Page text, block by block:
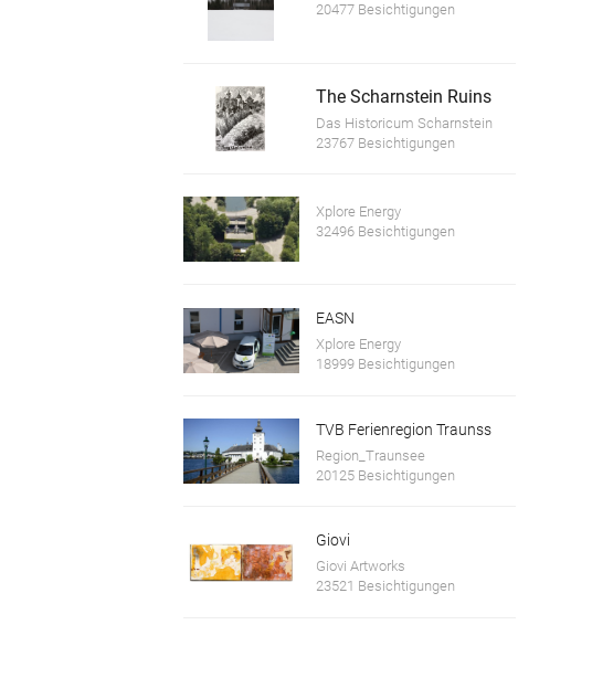
20477 Besichtigungen
The Scharnstein Ruins
Das Historicum Scharnstein
23767 Besichtigungen
Xplore Energy
32496 Besichtigungen
EASN
Xplore Energy
18999 Besichtigungen
TVB Ferienregion Traunss
Region_Traunsee
20125 Besichtigungen
Giovi
Giovi Artworks
23521 Besichtigungen